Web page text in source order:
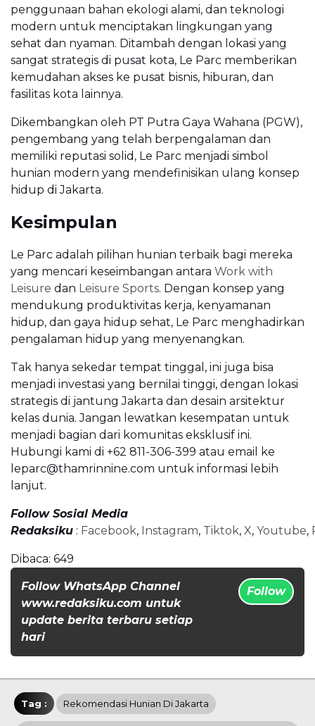
penggunaan bahan ekologi alami, dan teknologi
modern untuk menciptakan lingkungan yang
sehat dan nyaman. Ditambah dengan lokasi yang
sangat strategis di pusat kota, Le Parc memberikan
kemudahan akses ke pusat bisnis, hiburan, dan
fasilitas kota lainnya.
Dikembangkan oleh PT Putra Gaya Wahana (PGW),
pengembang yang telah berpengalaman dan
memiliki reputasi solid, Le Parc menjadi simbol
hunian modern yang mendefinisikan ulang konsep
hidup di Jakarta.
Kesimpulan
Le Parc adalah pilihan hunian terbaik bagi mereka
yang mencari keseimbangan antara Work with
Leisure dan Leisure Sports. Dengan konsep yang
mendukung produktivitas kerja, kenyamanan
hidup, dan gaya hidup sehat, Le Parc menghadirkan
pengalaman hidup yang menyenangkan.
Tak hanya sekedar tempat tinggal, ini juga bisa
menjadi investasi yang bernilai tinggi, dengan lokasi
strategis di jantung Jakarta dan desain arsitektur
kelas dunia. Jangan lewatkan kesempatan untuk
menjadi bagian dari komunitas eksklusif ini.
Hubungi kami di +62 811-306-399 atau email ke
leparc@thamrinnine.com untuk informasi lebih
lanjut.
Follow Sosial Media
Redaksiku : Facebook, Instagram, Tiktok, X, Youtube,
Dibaca: 649
Follow WhatsApp Channel
www.redaksiku.com untuk
update berita terbaru setiap
hari
Follow
Tag : Rekomendasi Hunian Di Jakarta